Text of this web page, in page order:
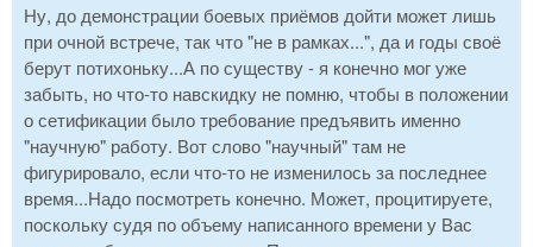
Ну, до демонстрации боевых приёмов дойти может лишь
при очной встрече, так что "не в рамках...", да и годы своё
берут потихоньку...А по существу - я конечно мог уже
забыть, но что-то навскидку не помню, чтобы в положении
о сетификации было требование предъявить именно
"научную" работу. Вот слово "научный" там не
фигурировало, если что-то не изменилось за последнее
время...Надо посмотреть конечно. Может, процитируете,
поскольку судя по объему написанного времени у Вас